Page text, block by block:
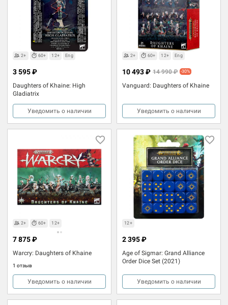
2+ 60+ 12+ Eng
Daughters of Khaine: High
Gladiatrix
3 595 ₽
Уведомить о наличии
2+ 60+ 12+ Eng
Vanguard: Daughters of Khaine
10 493 ₽ 14 990 ₽ -30%
Уведомить о наличии
2+ 60+ 12+
Warcry: Daughters of Khaine
1 отзыв
7 875 ₽
Уведомить о наличии
12+
Age of Sigmar: Grand Alliance
Order Dice Set (2021)
2 395 ₽
Уведомить о наличии